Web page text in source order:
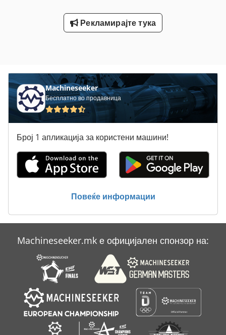
Рекламирајте тука
Machineseeker
Бесплатно во продавница
Број 1 апликација за користени машини!
Повеќе информации
Machineseeker.mk е официјален спонзор на: